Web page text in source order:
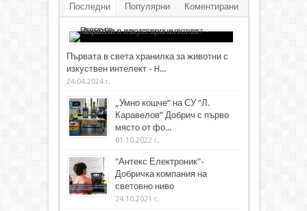
Последни Популярни Коментирани
Първата в света хранилка за животни с
изкуствен интелект - H...
24.04.2024 г.
„Умно кошче“ на СУ “Л.
Каравелов” Добрич с първо
място от фо...
01.10.2022 г.
"Антекс Електроник"-
Добричка компания на
световно ниво
24.10.2021 г.